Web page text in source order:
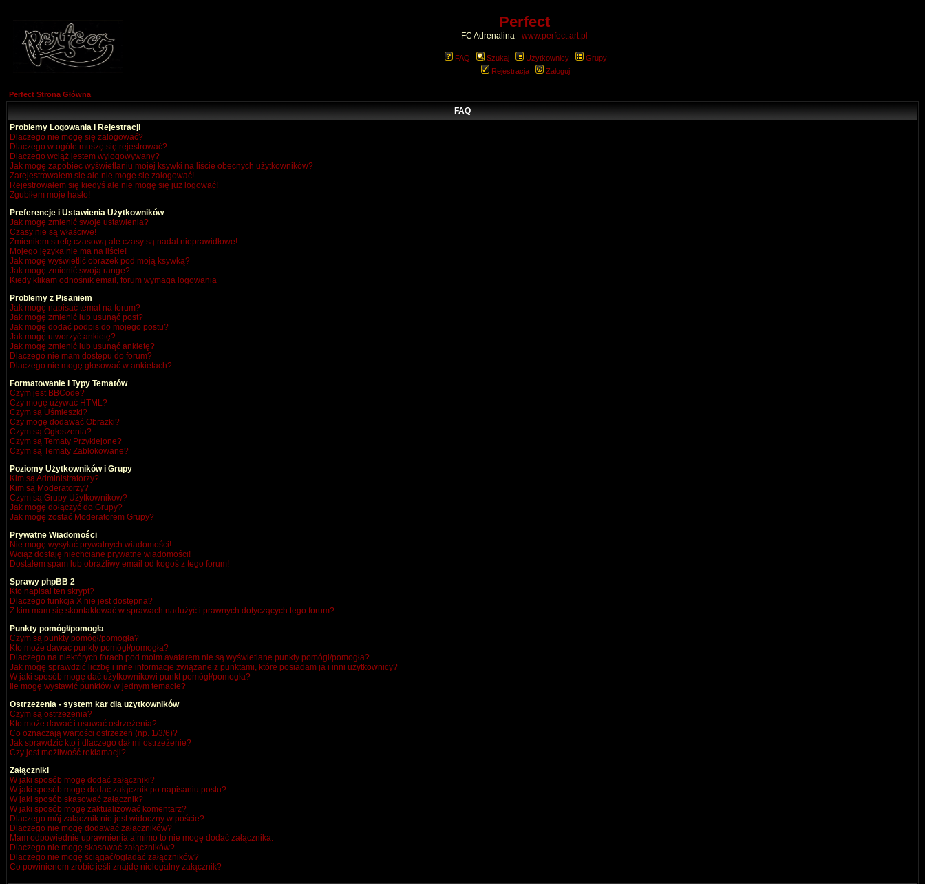
Perfect
FC Adrenalina - www.perfect.art.pl
FAQ Szukaj Użytkownicy
Grupy
Rejestracja
Zaloguj
Perfect Strona Główna
FAQ
Problemy Logowania i Rejestracji
Dlaczego nie mogę się zalogować?
Dlaczego w ogóle muszę się rejestrować?
Dlaczego wciąż jestem wylogowywany?
Jak mogę zapobiec wyświetlaniu mojej ksywki na liście obecnych użytkowników?
Zarejestrowałem się ale nie mogę się zalogować!
Rejestrowałem się kiedyś ale nie mogę się już logować!
Zgubiłem moje hasło!
Preferencje i Ustawienia Użytkowników
Jak mogę zmienić swoje ustawienia?
Czasy nie są właściwe!
Zmieniłem strefę czasową ale czasy są nadal nieprawidłowe!
Mojego języka nie ma na liście!
Jak mogę wyświetlić obrazek pod moją ksywką?
Jak mogę zmienić swoją rangę?
Kiedy klikam odnośnik email, forum wymaga logowania
Problemy z Pisaniem
Jak mogę napisać temat na forum?
Jak mogę zmienić lub usunąć post?
Jak mogę dodać podpis do mojego postu?
Jak mogę utworzyć ankietę?
Jak mogę zmienić lub usunąć ankietę?
Dlaczego nie mam dostępu do forum?
Dlaczego nie mogę głosować w ankietach?
Formatowanie i Typy Tematów
Czym jest BBCode?
Czy mogę używać HTML?
Czym są Uśmieszki?
Czy mogę dodawać Obrazki?
Czym są Ogłoszenia?
Czym są Tematy Przyklejone?
Czym są Tematy Zablokowane?
Poziomy Użytkowników i Grupy
Kim są Administratorzy?
Kim są Moderatorzy?
Czym są Grupy Użytkowników?
Jak mogę dołączyć do Grupy?
Jak mogę zostać Moderatorem Grupy?
Prywatne Wiadomości
Nie mogę wysyłać prywatnych wiadomości!
Wciąż dostaję niechciane prywatne wiadomości!
Dostałem spam lub obraźliwy email od kogoś z tego forum!
Sprawy phpBB 2
Kto napisał ten skrypt?
Dlaczego funkcja X nie jest dostępna?
Z kim mam się skontaktować w sprawach nadużyć i prawnych dotyczących tego forum?
Punkty pomógł/pomogła
Czym są punkty pomógł/pomogła?
Kto może dawać punkty pomógł/pomogła?
Dlaczego na niektórych forach pod moim avatarem nie są wyświetlane punkty pomógł/pomogła?
Jak mogę sprawdzić liczbę i inne informacje związane z punktami, które posiadam ja i inni użytkownicy?
W jaki sposób mogę dać użytkownikowi punkt pomógł/pomogła?
Ile mogę wystawić punktów w jednym temacie?
Ostrzeżenia - system kar dla użytkowników
Czym są ostrzeżenia?
Kto może dawać i usuwać ostrzeżenia?
Co oznaczają wartości ostrzeżeń (np. 1/3/6)?
Jak sprawdzić kto i dlaczego dał mi ostrzeżenie?
Czy jest możliwość reklamacji?
Załączniki
W jaki sposób mogę dodać załączniki?
W jaki sposób mogę dodać załącznik po napisaniu postu?
W jaki sposób skasować załącznik?
W jaki sposób mogę zaktualizować komentarz?
Dlaczego mój załącznik nie jest widoczny w poście?
Dlaczego nie mogę dodawać załączników?
Mam odpowiednie uprawnienia a mimo to nie mogę dodać załącznika.
Dlaczego nie mogę skasować załączników?
Dlaczego nie mogę ściągać/ogladać załączników?
Co powinienem zrobić jeśli znajdę nielegalny załącznik?